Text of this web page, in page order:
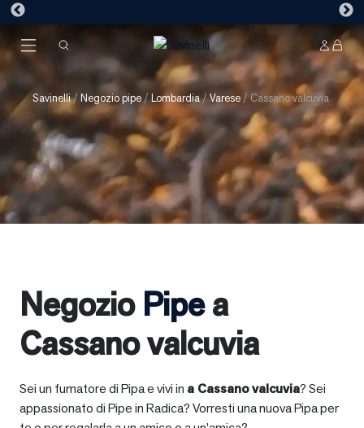
Savinelli/ Negozio pipe/Lombardia/Varese /Cassano valcuvia
Negozio Pipea
Cassano valcuvia
Sei un fumatore di Pipa e vivi in a Cassano valcuvia? Sei
appassionato di Pipe in Radica? Vorresti una nuova Pipa per